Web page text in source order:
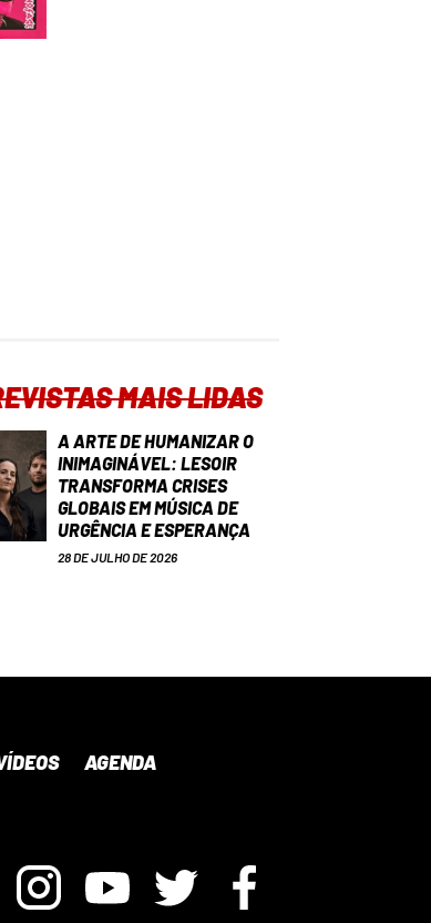
MAIS LIDAS
A ARTE DE HUMANIZAR O
INIMAGINÁVEL: LESOIR
TRANSFORMA CRISES
GLOBAIS EM MÚSICA DE
URGÊNCIA E ESPERANÇA
28 DE JULHO DE 2026
AGENDA